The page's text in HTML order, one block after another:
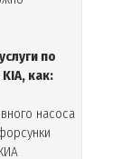
по
как:
насоса